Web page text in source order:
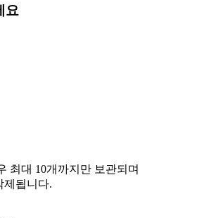
요
최대 10개까지만 보관되며
제됩니다.